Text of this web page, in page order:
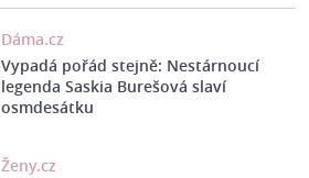
Dáma.cz
Vypadá pořád stejně: Nestárnoucí
legenda Saskia Burešová slaví
osmdesátku
Ženy.cz